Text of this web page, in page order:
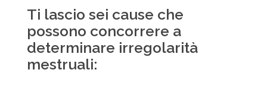
Ti lascio sei cause che
possono concorrere a
determinare irregolarità
mestruali: